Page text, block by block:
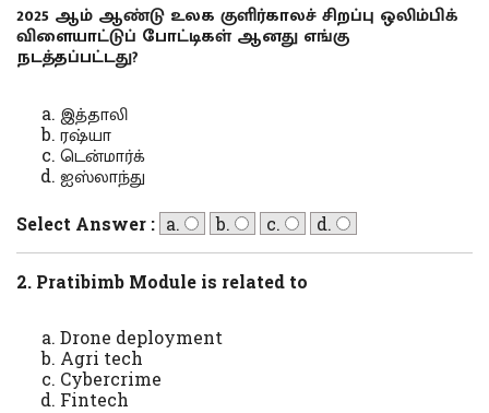
2025 ஆம் ஆண்டு உலக குளிர்காலச் சிறப்பு ஒலிம்பிக்
விளையாட்டுப் போட்டிகள் ஆனது எங்கு
நடத்தப்பட்டது?
இத்தாலி
ரஷ்யா
டென்மார்க்
ஐஸ்லாந்து
Select Answer : a. b. c. d.
2. Pratibimb Module is related to
Drone deployment
Agri tech
Cybercrime
Fintech